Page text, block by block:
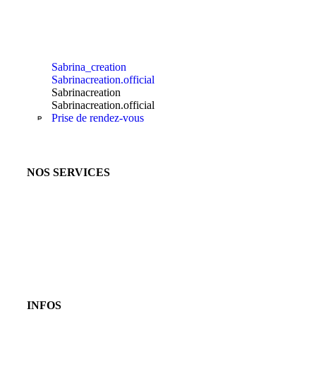
Sabrina_creation
Sabrinacreation.official
Sabrinacreation
Sabrinacreation.official
Prise de rendez-vous
NOS SERVICES
INFOS